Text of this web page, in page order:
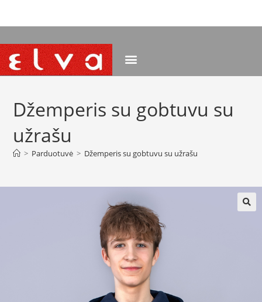
Džemperis su gobtuvu su
užrašu
> Parduotuvė > Džemperis su gobtuvu su užrašu